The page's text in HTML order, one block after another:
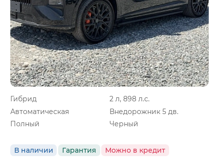
Гибрид
2 л, 898 л.с.
Автоматическая
Внедорожник 5 дв.
Полный
Черный
В наличии Гарантия Можно в кредит